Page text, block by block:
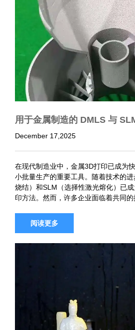
用于金属制造的 DMLS 与
择正确的金属增材工艺
December 17,2025
在现代制造业中，金属3D打印已成为
小批量生产的重要工具。随着技术的
烧结）和SLM（选择性激光熔化）已
印方法。然而，许多企业面临着共同的
阅读更多